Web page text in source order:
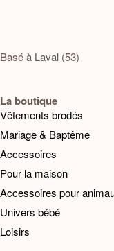
Basé à Laval (53)
La boutique
Vêtements brodés
Mariage & Baptême
Accessoires
Pour la maison
Accessoires pour
Univers bébé
Loisirs